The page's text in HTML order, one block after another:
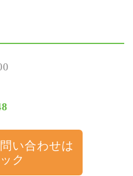
い合わせは
ク